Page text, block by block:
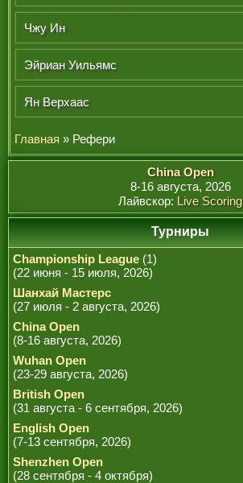
Чжу Ин
Эйриан Уильямс
Ян Верхаас
Главная » Рефери
China Open
8-16 августа, 2026
Лайвскор: Live Scoring
Турниры
Championship League (1)
(22 июня - 15 июля, 2026)
Шанхай Мастерс
(27 июля - 2 августа, 2026)
China Open
(8-16 августа, 2026)
Wuhan Open
(23-29 августа, 2026)
British Open
(31 августа - 6 сентября, 2026)
English Open
(7-13 сентября, 2026)
Shenzhen Open
(28 сентября - 4 октября)